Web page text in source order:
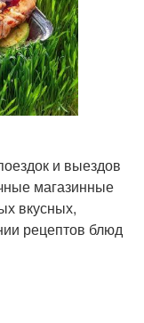
и выездов
магазинные
вкусных,
рецептов блюд